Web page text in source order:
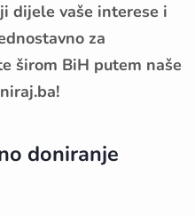
dijele vaše interese i
za
širom BiH putem naše
doniranje